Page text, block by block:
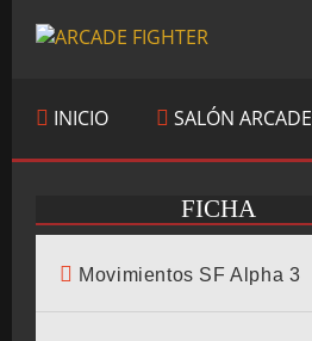
INICIO SALÓN ARCADE
FICHA
Movimientos SF Alpha 3